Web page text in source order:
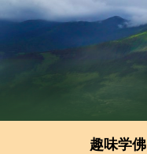
趣味学佛